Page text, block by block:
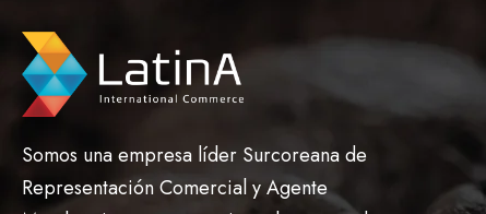
Somos una empresa líder Surcoreana de
Representación Comercial y Agente